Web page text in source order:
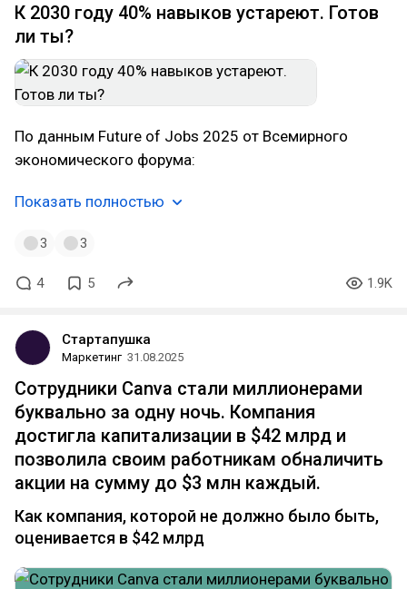
К 2030 году 40% навыков устареют. Готов
ли ты?
По данным Future of Jobs 2025 от Всемирного
экономического форума:
Показать полностью
3 3
4 5 1.9K
Стартапушка
Маркетинг 31.08.2025
Сотрудники Canva стали миллионерами
буквально за одну ночь. Компания
достигла капитализации в $42 млрд и
позволила своим работникам обналичить
акции на сумму до $3 млн каждый.
Как компания, которой не должно было быть,
оценивается в $42 млрд